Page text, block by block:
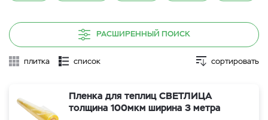
РАСШИРЕННЫЙ ПОИСК
плитка список сортировать
Пленка для теплиц СВЕТЛИЦА
толщина 100мкм ширина 3 метра